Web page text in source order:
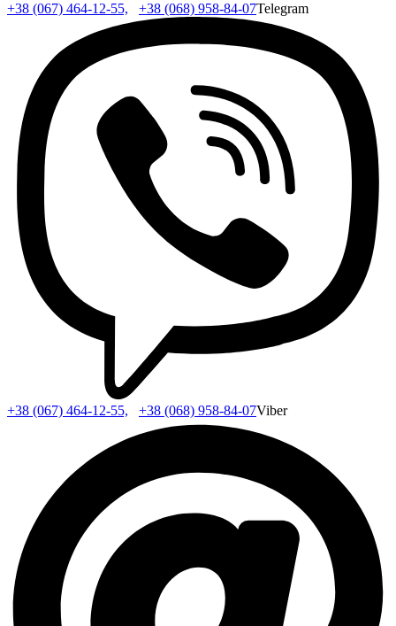
+38 (067) 464-12-55, +38 (068) 958-84-07Telegram
+38 (067) 464-12-55, +38 (068) 958-84-07Viber